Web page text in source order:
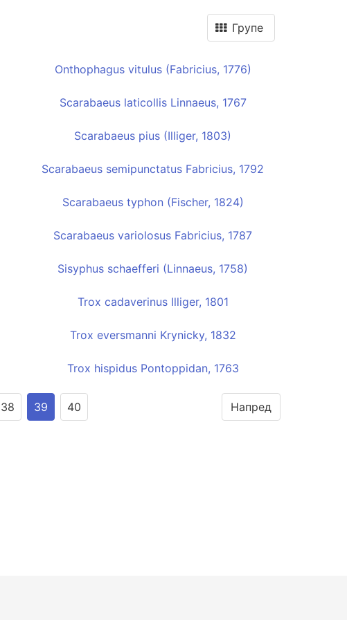
Групе
Onthophagus vitulus (Fabricius, 1776)
Scarabaeus laticollis Linnaeus, 1767
Scarabaeus pius (Illiger, 1803)
Scarabaeus semipunctatus Fabricius, 1792
Scarabaeus typhon (Fischer, 1824)
Scarabaeus variolosus Fabricius, 1787
Sisyphus schaefferi (Linnaeus, 1758)
Trox cadaverinus Illiger, 1801
Trox eversmanni Krynicky, 1832
Trox hispidus Pontoppidan, 1763
Напред
38 39 40